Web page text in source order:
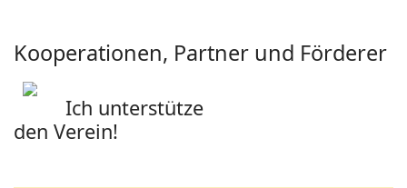
Kooperationen, Partner und Förderer
Ich unterstütze
den Verein!